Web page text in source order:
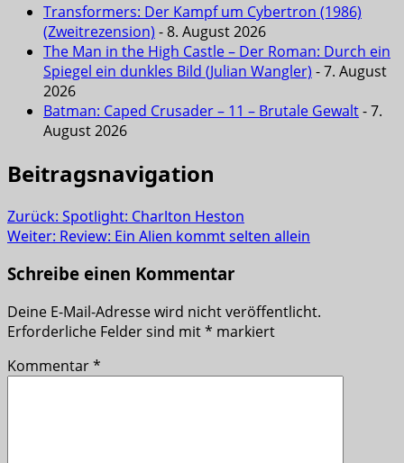
Transformers: Der Kampf um Cybertron (1986)
(Zweitrezension) - 8. August 2026
The Man in the High Castle – Der Roman: Durch ein
Spiegel ein dunkles Bild (Julian Wangler) - 7. August
2026
Batman: Caped Crusader – 11 – Brutale Gewalt- 7.
August 2026
Beitragsnavigation
Zurück: Spotlight: Charlton Heston
Weiter: Review: Ein Alien kommt selten allein
Schreibe einen Kommentar
Deine E-Mail-Adresse wird nicht veröffentlicht.
Erforderliche Felder sind mit* markiert
Kommentar*